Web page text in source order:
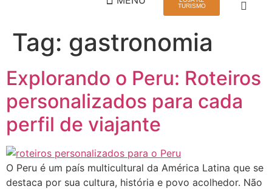
TURISMO
Tag: gastronomia
Explorando o Peru: Roteiros
personalizados para cada
perfil de viajante
O Peru é um país multicultural da América Latina que se
destaca por sua cultura, história e povo acolhedor. Não